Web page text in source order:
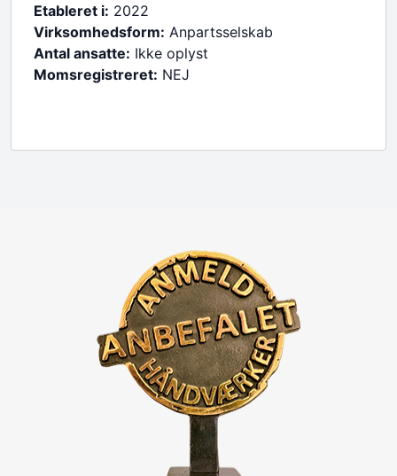
Etableret i: 2022
Virksomhedsform: Anpartsselskab
Antal ansatte: Ikke oplyst
Momsregistreret: NEJ